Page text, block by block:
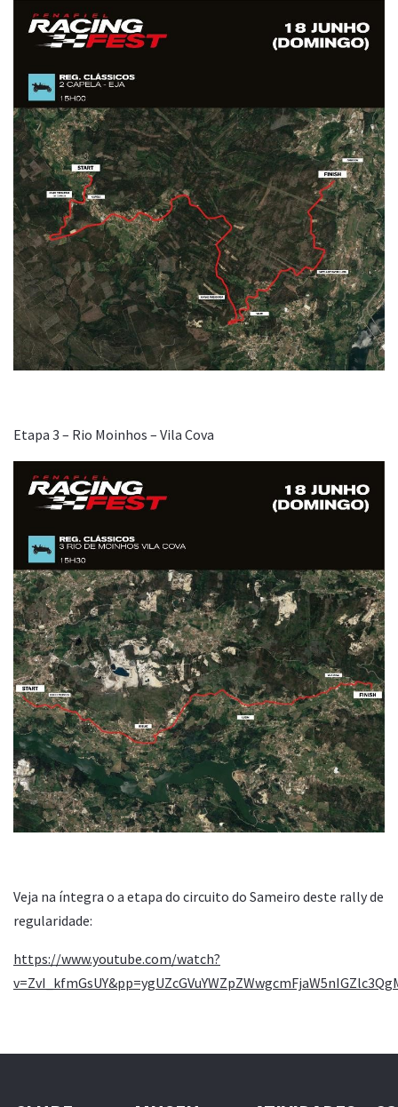
Etapa 3 – Rio Moinhos – Vila Cova
Veja na íntegra o a etapa do circuito do Sameiro deste rally de
regularidade:
https://www.youtube.com/watch?